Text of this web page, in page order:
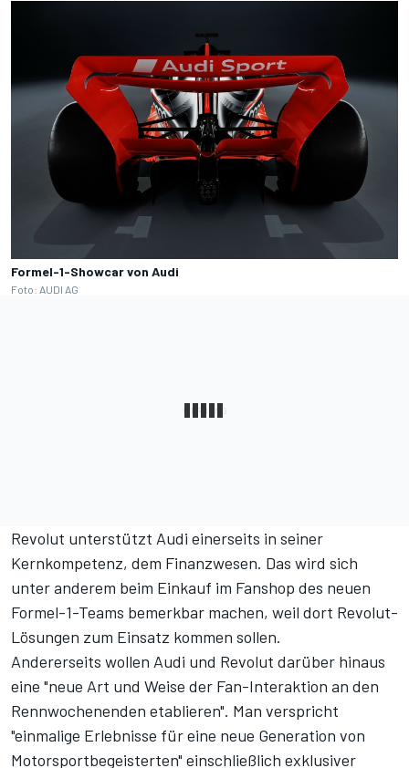
Formel-1-Showcar von Audi
Foto: AUDI AG
Revolut unterstützt Audi einerseits in seiner
Kernkompetenz, dem Finanzwesen. Das wird sich
unter anderem beim Einkauf im Fanshop des neuen
Formel-1-Teams bemerkbar machen, weil dort Revolut-
Lösungen zum Einsatz kommen sollen.
Andererseits wollen Audi und Revolut darüber hinaus
eine "neue Art und Weise der Fan-Interaktion an den
Rennwochenenden etablieren". Man verspricht
"einmalige Erlebnisse für eine neue Generation von
Motorsportbegeisterten" einschließlich exklusiver